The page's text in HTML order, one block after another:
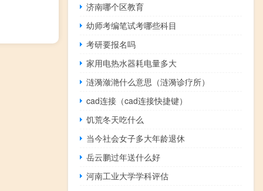
济南哪个区教育
幼师考编笔试考哪些科目
考研要报名吗
家用电热水器耗电量多大
涟漪潋滟什么意思（涟漪诊疗所）
cad连接（cad连接快捷键）
饥荒冬天吃什么
当今社会女子多大年龄退休
岳云鹏过年送什么好
河南工业大学学科评估